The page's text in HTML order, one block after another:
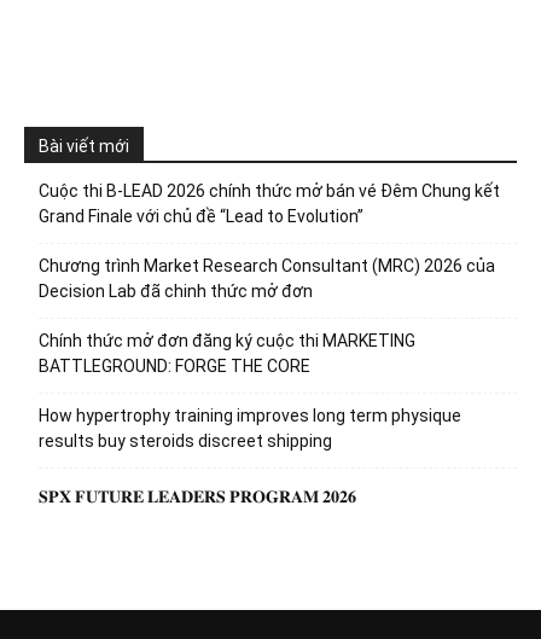
Bài viết mới
Cuộc thi B-LEAD 2026 chính thức mở bán vé Đêm Chung kết
Grand Finale với chủ đề “Lead to Evolution”
Chương trình Market Research Consultant (MRC) 2026 của
Decision Lab đã chinh thức mở đơn
Chính thức mở đơn đăng ký cuộc thi MARKETING
BATTLEGROUND: FORGE THE CORE
How hypertrophy training improves long term physique
results buy steroids discreet shipping
𝐒𝐏𝐗 𝐅𝐔𝐓𝐔𝐑𝐄 𝐋𝐄𝐀𝐃𝐄𝐑𝐒 𝐏𝐑𝐎𝐆𝐑𝐀𝐌 𝟐𝟎𝟐𝟔